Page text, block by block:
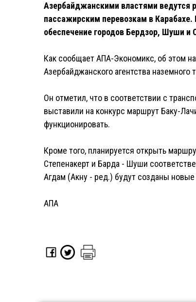
Азербайджанскими властями ведутся
пассажирским перевозкам в
обеспечение городов Бердзор, Шуши и
Как сообщает АПА-Экономикс, об этом
Азербайджанского агентства наземного
Он отметил, что в соответствии с
выставили на конкурс маршрут Баку-
функционировать.
Кроме того, планируется открыть
Степенакерт и Барда - Шуши
Агдам (Акну - ред.) будут созданы
АПА